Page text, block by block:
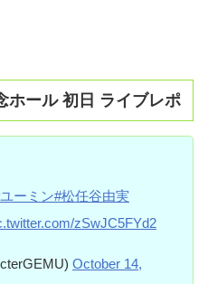
ホール 初日 ライブレポ
ーミン#松任谷由実
zSwJC5FYd2
October 14,